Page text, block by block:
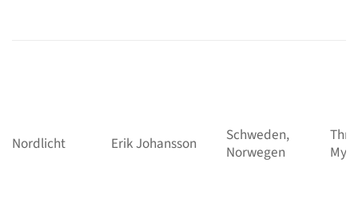
Nordlicht Erik Johansson
Schweden,
Norwegen